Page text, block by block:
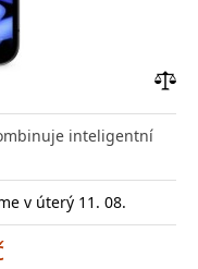
inteligentní
v úterý 11. 08.